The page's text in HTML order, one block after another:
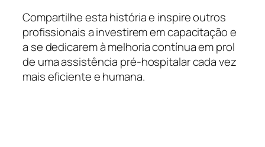
Compartilhe esta história e inspire outros
profissionais a investirem em capacitação e
a se dedicarem à melhoria contínua em prol
de uma assistência pré-hospitalar cada vez
mais eficiente e humana.